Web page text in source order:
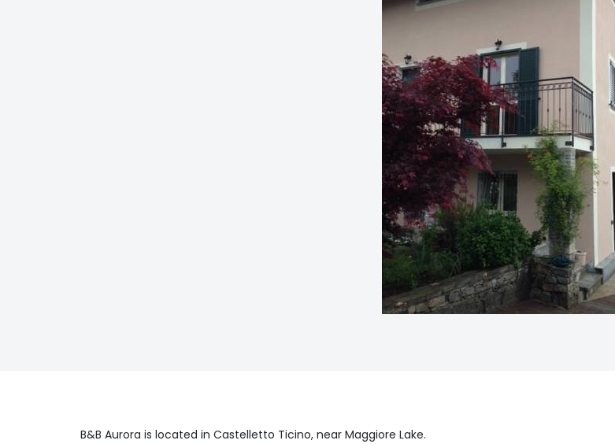
B&B Aurora is located in Castelletto Ticino, near Maggiore Lake.